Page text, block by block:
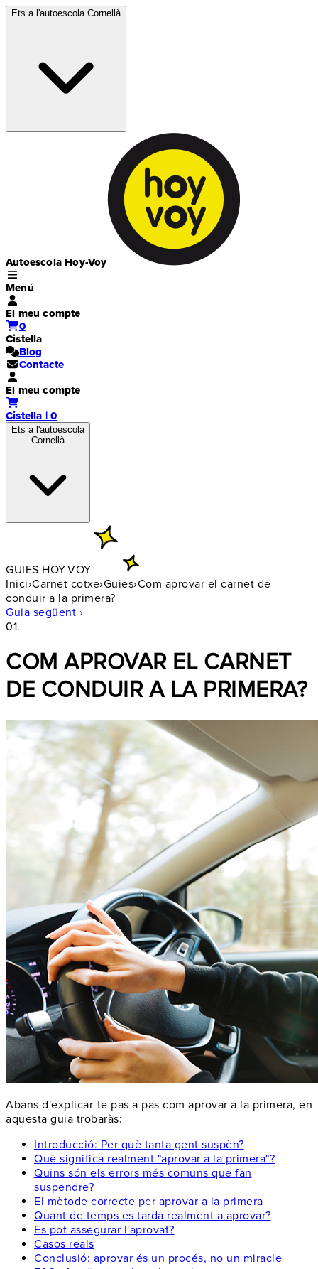
Ets a l'autoescola Cornellà
Autoescola Hoy-Voy
Menú
El meu compte
0
Cistella
Blog
Contacte
El meu compte
Cistella | 0
Ets a l'autoescola
Cornellà
GUIES HOY-VOY
Inici›Carnet cotxe›Guies›Com aprovar el carnet de
conduir a la primera?
Guia següent ›
01.
COM APROVAR EL CARNET
DE CONDUIR A LA PRIMERA?
Abans d'explicar-te pas a pas com aprovar a la primera, en
aquesta guia trobaràs:
Introducció: Per què tanta gent suspèn?
Què significa realment "aprovar a la primera"?
Quins són els errors més comuns que fan
suspendre?
El mètode correcte per aprovar a la primera
Quant de temps es tarda realment a aprovar?
Es pot assegurar l'aprovat?
Casos reals
Conclusió: aprovar és un procés, no un miracle